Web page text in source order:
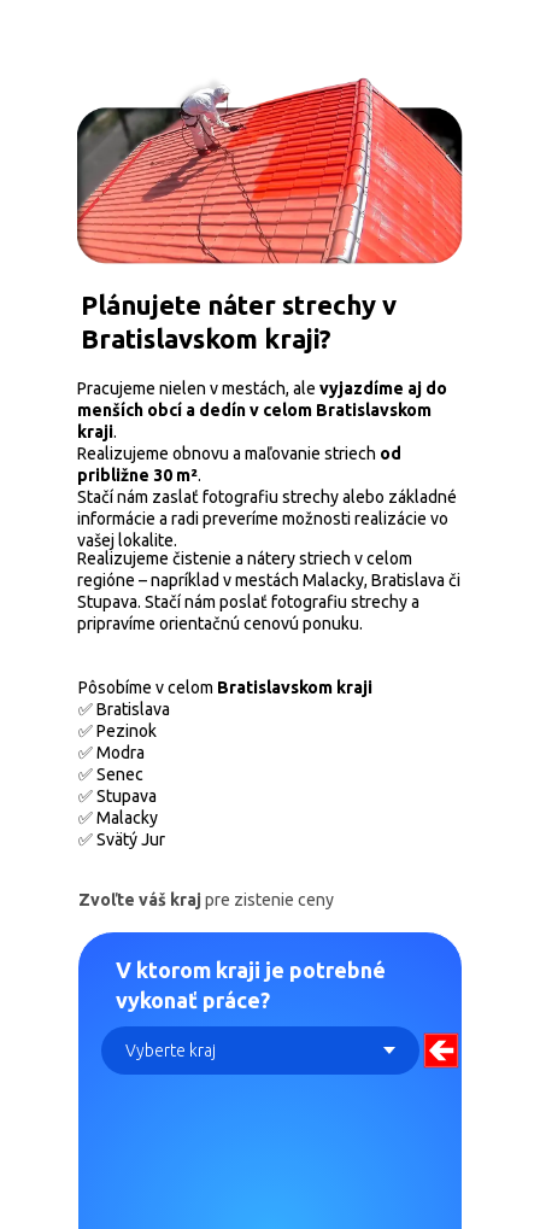
Plánujete náter strechy v
Bratislavskom kraji?
Pôsobíme v celom Bratislavskom kraji
✅ Bratislava
✅ Pezinok
✅ Modra
✅ Senec
✅ Stupava
✅ Malacky
✅ Svätý Jur
Zvoľte váš kraj pre zistenie ceny
Pracujeme nielen v mestách, ale vyjazdíme aj do
menších obcí a dedín v celom Bratislavskom
kraji.
Realizujeme obnovu a maľovanie striech od
približne 30 m².
Stačí nám zaslať fotografiu strechy alebo základné
informácie a radi preveríme možnosti realizácie vo
vašej lokalite.
Realizujeme čistenie a nátery striech v celom
regióne – napríklad v mestách Malacky, Bratislava či
Stupava. Stačí nám poslať fotografiu strechy a
pripravíme orientačnú cenovú ponuku.
V ktorom kraji je potrebné
vykonať práce?